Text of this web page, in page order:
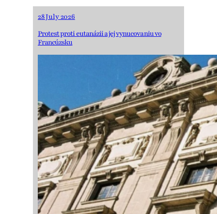
28 July 2026
Protest proti eutanázii a jej vynucovaniu vo
Francúzsku